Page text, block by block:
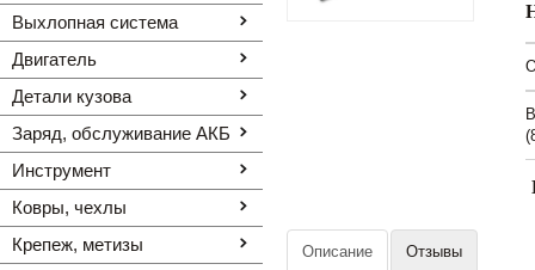
Выхлопная система
Двигатель
Детали кузова
Заряд, обслуживание АКБ
Инструмент
Ковры, чехлы
Крепеж, метизы
Описание Отзывы